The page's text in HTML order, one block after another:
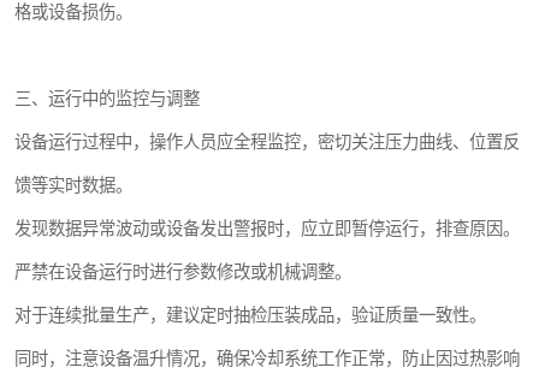
格或设备损伤。
三、运行中的监控与调整
设备运行过程中，操作人员应全程监控，密切关注压力曲线、位置反
馈等实时数据。
发现数据异常波动或设备发出警报时，应立即暂停运行，排查原因。
严禁在设备运行时进行参数修改或机械调整。
对于连续批量生产，建议定时抽检压装成品，验证质量一致性。
同时，注意设备温升情况，确保冷却系统工作正常，防止因过热影响